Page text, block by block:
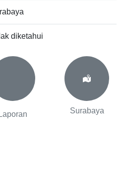
diketahui
Laporan Surabaya